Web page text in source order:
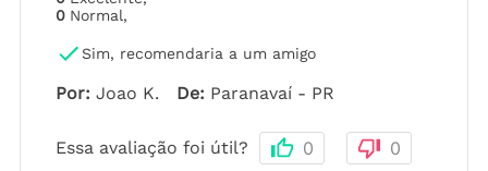
0 Normal,
Sim, recomendaria a um amigo
Por: Joao K. De: Paranavaí - PR
Essa avaliação foi útil? 0 0